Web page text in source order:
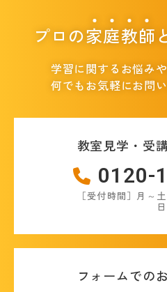
プロの家庭教師
学習に関するお悩み
何でもお気軽にお問
教室見学・受
0120-
［受付時間］月～
フォームでの